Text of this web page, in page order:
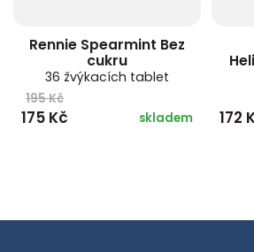
Rennie Spearmint Bez
cukru
36 žvýkacích tablet
195 Kč
175 Kč skladem 172